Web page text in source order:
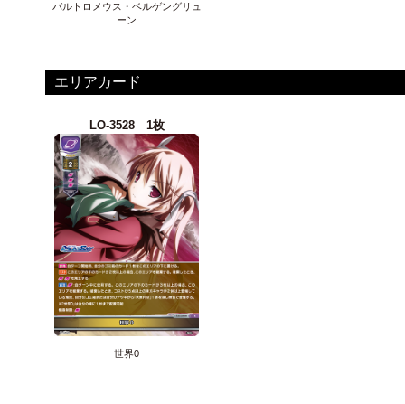
バルトロメウス・ベルゲングリュ
ーン
エリアカード
LO-3528 1枚
世界0